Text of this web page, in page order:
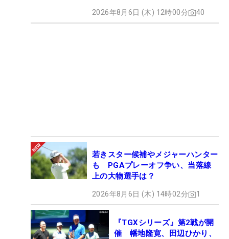
2026年8月6日 (木) 12時00分 40
若きスター候補やメジャーハンター
も PGAプレーオフ争い、当落線
上の大物選手は？
2026年8月6日 (木) 14時02分 1
『TGXシリーズ』第2戦が開
催 幡地隆寛、田辺ひかり、